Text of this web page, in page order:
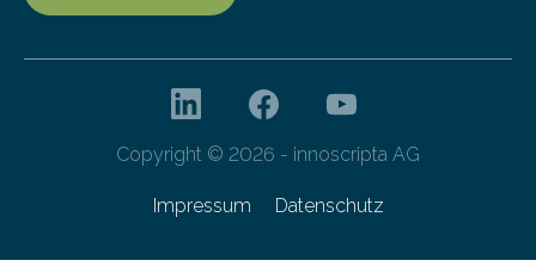
Copyright © 2026 - innoscripta AG
Impressum Datenschutz